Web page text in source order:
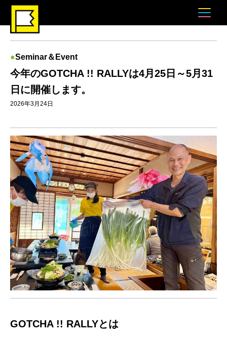
Seminar＆Event
今年のGOTCHA !! RALLYは4月25日～5月31
日に開催します。
2026年3月24日
GOTCHA !! RALLYとは